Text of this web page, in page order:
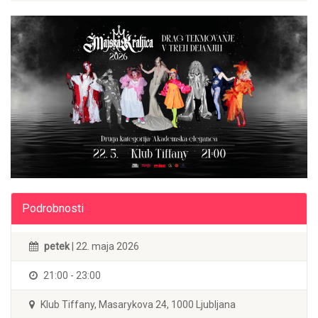
Podrobnosti
petek| 22. maja 2026
21:00 - 23:00
Klub Tiffany, Masarykova 24, 1000 Ljubljana